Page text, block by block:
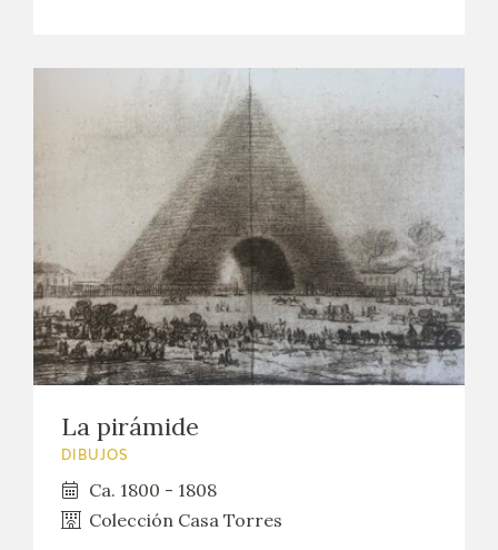
La pirámide
DIBUJOS
Ca. 1800 - 1808
Colección Casa Torres